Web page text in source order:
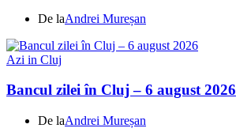
De laAndrei Mureșan
Azi in Cluj
Bancul zilei în Cluj – 6 august 2026
De laAndrei Mureșan